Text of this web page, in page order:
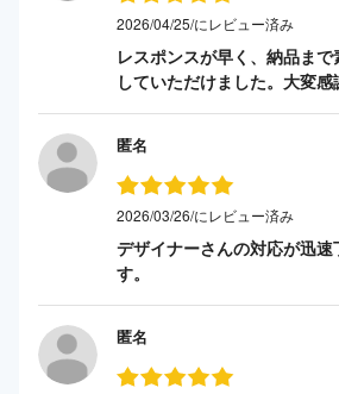
2026/04/25/にレビュー済み
レスポンスが早く、納品ま
していただけました。大変感
匿名
2026/03/26/にレビュー済み
デザイナーさんの対応が迅
す。
匿名